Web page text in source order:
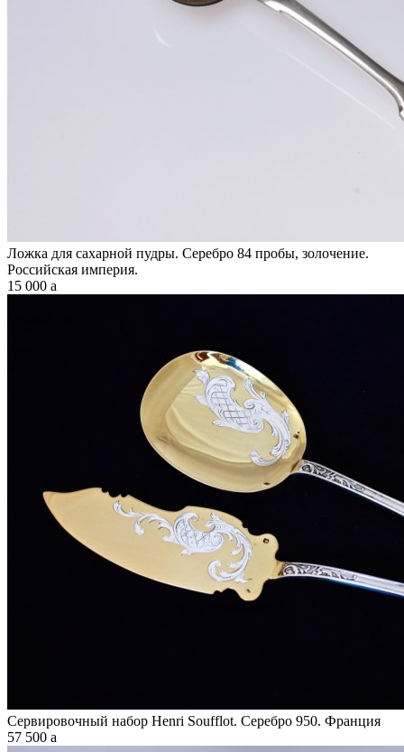
Ложка для сахарной пудры. Серебро 84 пробы, золочение.
Российская империя.
15 000 a
Сервировочный набор Henri Soufflot. Серебро 950. Франция
57 500 a